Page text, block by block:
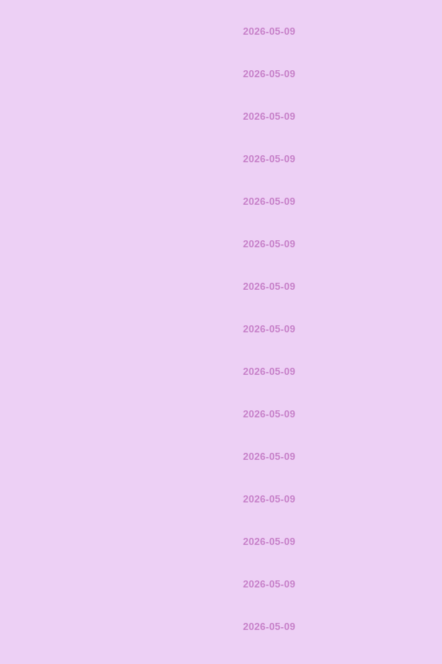
2026-05-09
2026-05-09
2026-05-09
2026-05-09
2026-05-09
2026-05-09
2026-05-09
2026-05-09
2026-05-09
2026-05-09
2026-05-09
2026-05-09
2026-05-09
2026-05-09
2026-05-09